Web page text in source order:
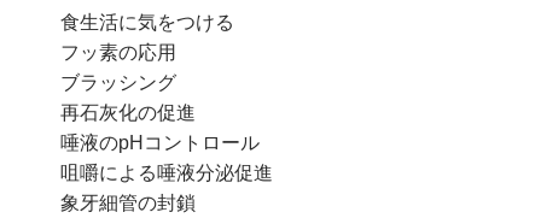
食生活に気をつける
フッ素の応用
ブラッシング
再石灰化の促進
唾液のpHコントロール
咀嚼による唾液分泌促進
象牙細管の封鎖